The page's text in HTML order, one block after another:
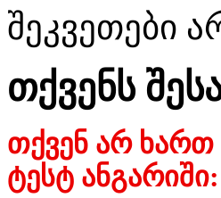
შეკვეთები
თქვენს
თქვენ არ
ტესტ ანგარიში: